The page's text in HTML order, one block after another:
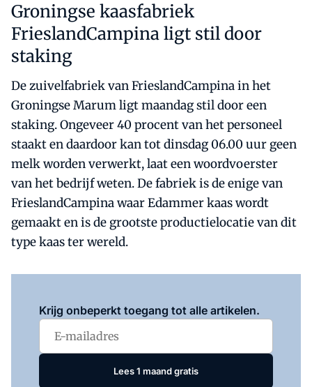
Groningse kaasfabriek
FrieslandCampina ligt stil door
staking
De zuivelfabriek van FrieslandCampina in het
Groningse Marum ligt maandag stil door een
staking. Ongeveer 40 procent van het personeel
staakt en daardoor kan tot dinsdag 06.00 uur geen
melk worden verwerkt, laat een woordvoerster
van het bedrijf weten. De fabriek is de enige van
FrieslandCampina waar Edammer kaas wordt
gemaakt en is de grootste productielocatie van dit
type kaas ter wereld.
Krijg onbeperkt toegang tot alle artikelen.
Lees 1 maand gratis